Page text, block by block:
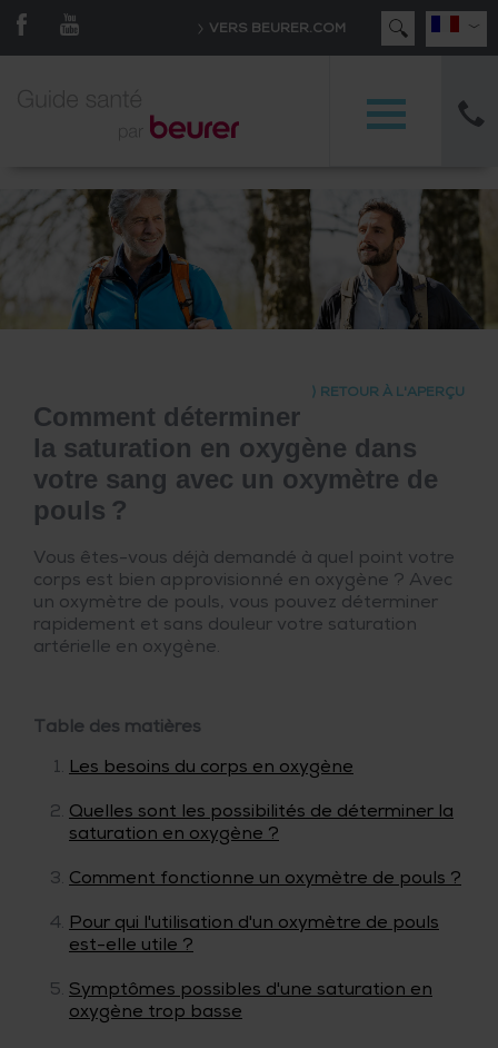
#/beurer/gesundheitsratgeber#
VERS BEURER.COM
⟩ RETOUR À L'APERÇU
Comment déterminer
la saturation en oxygène dans
votre sang avec un oxymètre de
pouls ?
Vous êtes-vous déjà demandé à quel point votre
corps est bien approvisionné en oxygène ? Avec
un oxymètre de pouls, vous pouvez déterminer
rapidement et sans douleur votre saturation
artérielle en oxygène.
Table des matières
Les besoins du corps en oxygène
Quelles sont les possibilités de déterminer la
saturation en oxygène ?
Comment fonctionne un oxymètre de pouls ?
Pour qui l'utilisation d'un oxymètre de pouls
est-elle utile ?
Symptômes possibles d'une saturation en
oxygène trop basse